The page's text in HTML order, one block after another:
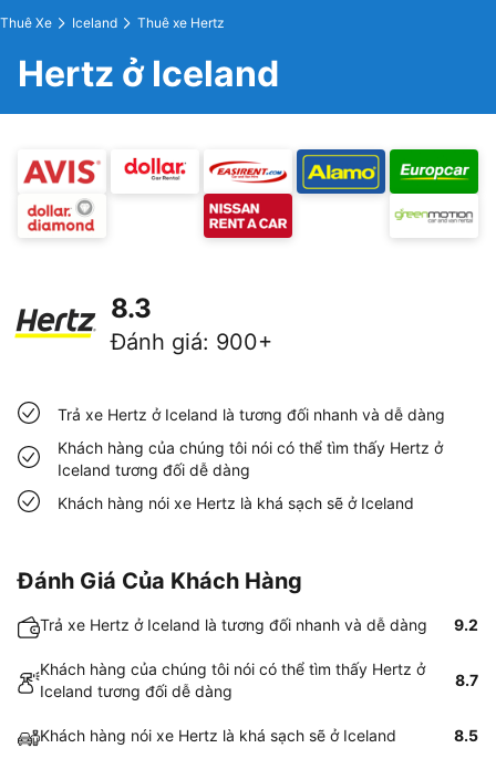
Thuê Xe Iceland Thuê xe Hertz
Hertz ở Iceland
8.3
Đánh giá: 900+
Trả xe Hertz ở Iceland là tương đối nhanh và dễ dàng
Khách hàng của chúng tôi nói có thể tìm thấy Hertz ở
Iceland tương đối dễ dàng
Khách hàng nói xe Hertz là khá sạch sẽ ở Iceland
Đánh Giá Của Khách Hàng
Trả xe Hertz ở Iceland là tương đối nhanh và dễ dàng 9.2
Khách hàng của chúng tôi nói có thể tìm thấy Hertz ở
Iceland tương đối dễ dàng
8.7
Khách hàng nói xe Hertz là khá sạch sẽ ở Iceland 8.5